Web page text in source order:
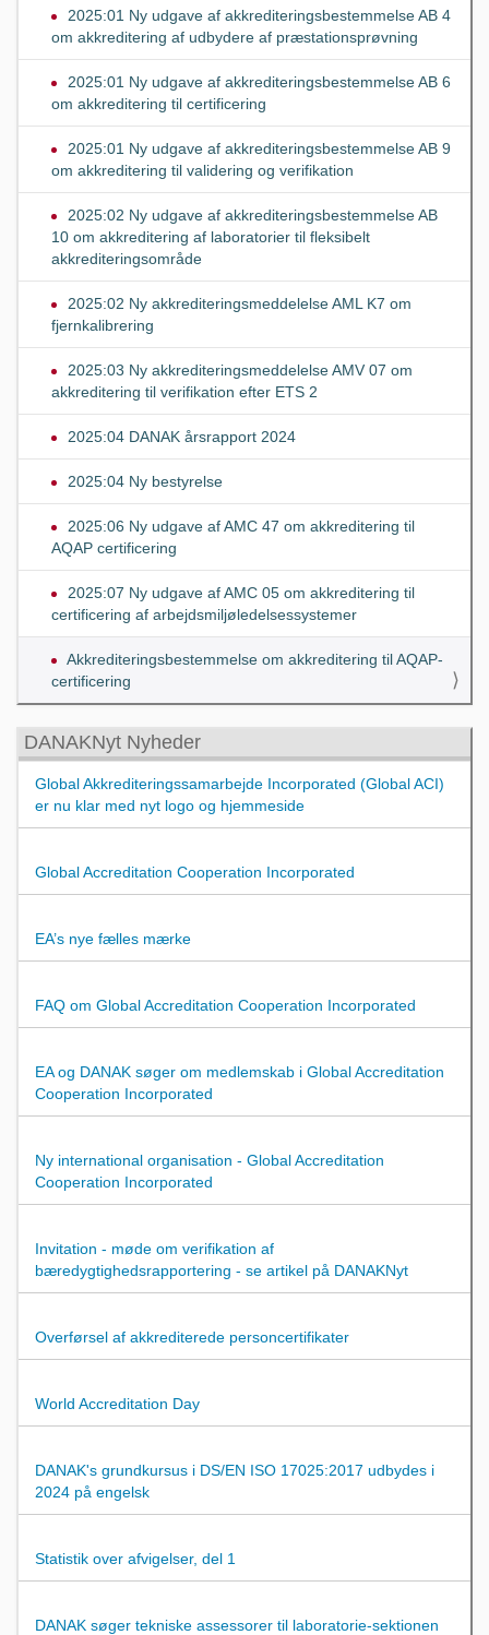
2025:01 Ny udgave af akkrediteringsbestemmelse AB 4
om akkreditering af udbydere af præstationsprøvning
2025:01 Ny udgave af akkrediteringsbestemmelse AB 6
om akkreditering til certificering
2025:01 Ny udgave af akkrediteringsbestemmelse AB 9
om akkreditering til validering og verifikation
2025:02 Ny udgave af akkrediteringsbestemmelse AB
10 om akkreditering af laboratorier til fleksibelt
akkrediteringsområde
2025:02 Ny akkrediteringsmeddelelse AML K7 om
fjernkalibrering
2025:03 Ny akkrediteringsmeddelelse AMV 07 om
akkreditering til verifikation efter ETS 2
2025:04 DANAK årsrapport 2024
2025:04 Ny bestyrelse
2025:06 Ny udgave af AMC 47 om akkreditering til
AQAP certificering
2025:07 Ny udgave af AMC 05 om akkreditering til
certificering af arbejdsmiljøledelsessystemer
Akkrediteringsbestemmelse om akkreditering til AQAP-
certificering
DANAKNyt Nyheder
Global Akkrediteringssamarbejde Incorporated (Global ACI)
er nu klar med nyt logo og hjemmeside
Global Accreditation Cooperation Incorporated
EA’s nye fælles mærke
FAQ om Global Accreditation Cooperation Incorporated
EA og DANAK søger om medlemskab i Global Accreditation
Cooperation Incorporated
Ny international organisation - Global Accreditation
Cooperation Incorporated
Invitation - møde om verifikation af
bæredygtighedsrapportering - se artikel på DANAKNyt
Overførsel af akkrediterede personcertifikater
World Accreditation Day
DANAK's grundkursus i DS/EN ISO 17025:2017 udbydes i
2024 på engelsk
Statistik over afvigelser, del 1
DANAK søger tekniske assessorer til laboratorie-sektionen